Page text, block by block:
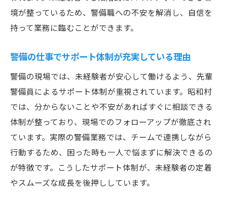
境が整っているため、警備職への不安を解消し、自信を
持って業務に臨むことができます。
警備の仕事でサポート体制が充実している理由
警備の現場では、未経験者が安心して働けるよう、先輩
警備員によるサポート体制が重視されています。昭和村
では、分からないことや不安があればすぐに相談できる
体制が整っており、現場でのフォローアップが徹底され
ています。実際の警備業務では、チームで連携しながら
行動するため、困った時も一人で悩まずに解決できるの
が特徴です。こうしたサポート体制が、未経験者の定着
やスムーズな成長を後押ししています。